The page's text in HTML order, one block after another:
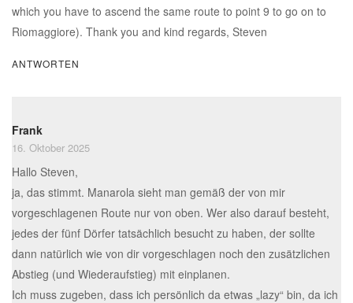
which you have to ascend the same route to point 9 to go on to
Riomaggiore). Thank you and kind regards, Steven
ANTWORTEN
Frank
16. Oktober 2025
Hallo Steven,
ja, das stimmt. Manarola sieht man gemäß der von mir
vorgeschlagenen Route nur von oben. Wer also darauf besteht,
jedes der fünf Dörfer tatsächlich besucht zu haben, der sollte
dann natürlich wie von dir vorgeschlagen noch den zusätzlichen
Abstieg (und Wiederaufstieg) mit einplanen.
Ich muss zugeben, dass ich persönlich da etwas „lazy“ bin, da ich